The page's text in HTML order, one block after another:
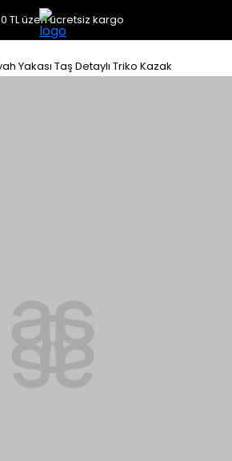
TL üzeri ücretsiz kargo
Yakası Taş Detaylı Triko Kazak